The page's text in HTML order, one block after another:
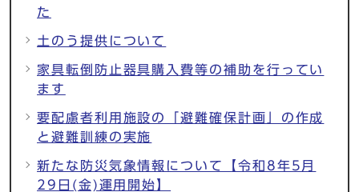
た
土のう提供について
家具転倒防止器具購入費等の補助を行ってい
ます
要配慮者利用施設の「避難確保計画」の作成
と避難訓練の実施
新たな防災気象情報について【令和8年5月
29日(金)運用開始】